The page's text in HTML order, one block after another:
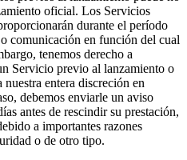
oficial. Los Servicios
durante el período
comunicación en función del cual
tenemos derecho a
Servicio previo al lanzamiento o
entera discreción en
debemos enviarle un aviso
antes de rescindir su prestación,
a importantes razones
o de otro tipo.